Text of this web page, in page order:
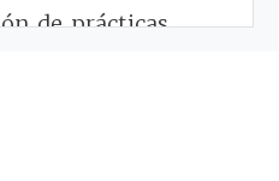
de prácticas